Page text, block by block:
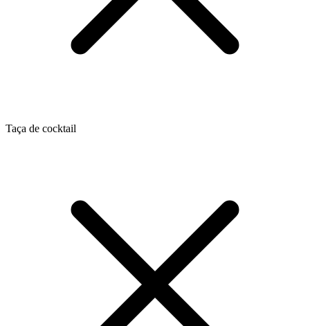
Taça de cocktail